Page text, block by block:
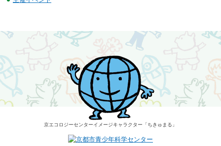
京エコロジーセンターイメージキャラクター 「ちきゅまる」